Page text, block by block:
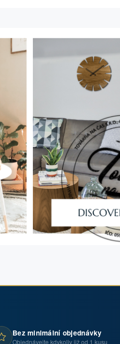
Bez minimální objednávky
Objednávejte kdykoliv již od 1 kusu